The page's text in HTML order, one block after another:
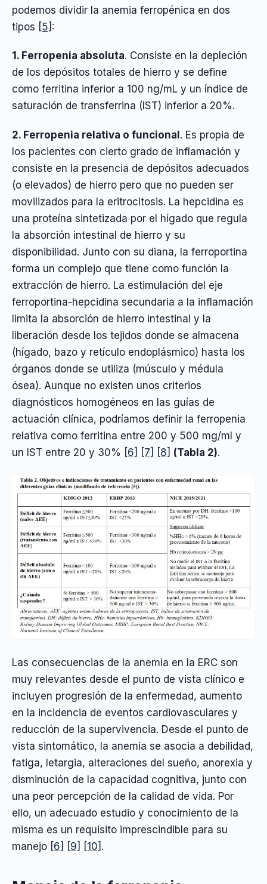
podemos dividir la anemia ferropénica en dos
tipos [5] :
1. Ferropenia absoluta. Consiste en la depleción
de los depósitos totales de hierro y se define
como ferritina inferior a 100 ng/mL y un índice de
saturación de transferrina (IST) inferior a 20%.
2. Ferropenia relativa o funcional. Es propia de
los pacientes con cierto grado de inflamación y
consiste en la presencia de depósitos adecuados
(o elevados) de hierro pero que no pueden ser
movilizados para la eritrocitosis. La hepcidina es
una proteína sintetizada por el hígado que regula
la absorción intestinal de hierro y su
disponibilidad. Junto con su diana, la ferroportina
forma un complejo que tiene como función la
extracción de hierro. La estimulación del eje
ferroportina-hepcidina secundaria a la inflamación
limita la absorción de hierro intestinal y la
liberación desde los tejidos donde se almacena
(hígado, bazo y retículo endoplásmico) hasta los
órganos donde se utiliza (músculo y médula
ósea). Aunque no existen unos criterios
diagnósticos homogéneos en las guías de
actuación clínica, podríamos definir la ferropenia
relativa como ferritina entre 200 y 500 mg/ml y
un IST entre 20 y 30% [6] [7] [8] (Tabla 2).
Las consecuencias de la anemia en la ERC son
muy relevantes desde el punto de vista clínico e
incluyen progresión de la enfermedad, aumento
en la incidencia de eventos cardiovasculares y
reducción de la supervivencia. Desde el punto de
vista sintomático, la anemia se asocia a debilidad,
fatiga, letargia, alteraciones del sueño, anorexia y
disminución de la capacidad cognitiva, junto con
una peor percepción de la calidad de vida. Por
ello, un adecuado estudio y conocimiento de la
misma es un requisito imprescindible para su
manejo [6] [9] [10] .